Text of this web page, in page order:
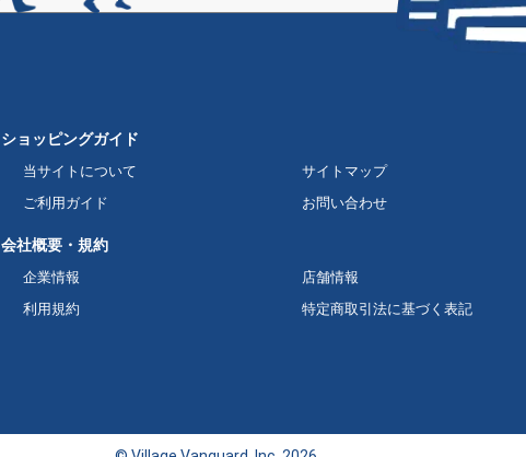
ショッピングガイド
当サイトについて サイトマップ
ご利用ガイド
お問い合わせ
会社概要・規約
企業情報 店舗情報
利用規約
特定商取引法に基づく表記